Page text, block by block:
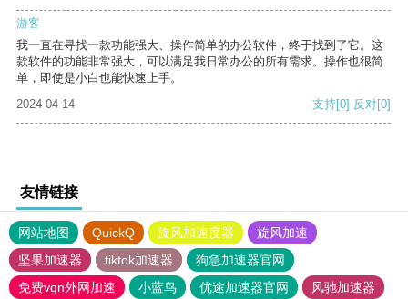
游客
我一直在寻找一款功能强大、操作简单的办公软件，终于找到了它。这
款软件的功能非常强大，可以满足我日常办公的所有需求。操作也很简
单，即使是小白也能快速上手。
2024-04-14
支持[0] 反对[0]
友情链接
网站地图 QuickQ 旋风加速度器
旋风加速
坚果加速器
tiktok加速器
狗急加速器官网
免费vqn外网加速
小蓝鸟 优途加速器官网
风驰加速器